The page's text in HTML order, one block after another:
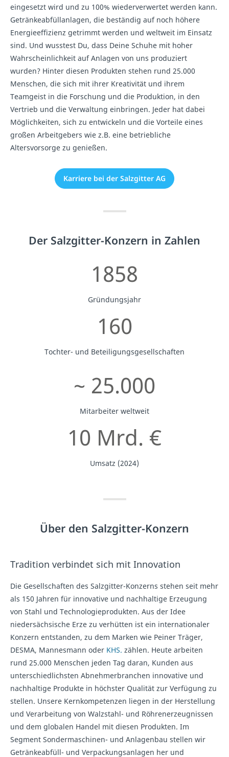
eingesetzt wird und zu 100% wiederverwertet werden kann.
Getränkeabfüllanlagen, die beständig auf noch höhere
Energieeffizienz getrimmt werden und weltweit im Einsatz
sind. Und wusstest Du, dass Deine Schuhe mit hoher
Wahrscheinlichkeit auf Anlagen von uns produziert
wurden? Hinter diesen Produkten stehen rund 25.000
Menschen, die sich mit ihrer Kreativität und ihrem
Teamgeist in die Forschung und die Produktion, in den
Vertrieb und die Verwaltung einbringen. Jeder hat dabei
Möglichkeiten, sich zu entwickeln und die Vorteile eines
großen Arbeitgebers wie z.B. eine betriebliche
Altersvorsorge zu genießen.
Karriere bei der Salzgitter AG
Der Salzgitter-Konzern in Zahlen
1858
Gründungsjahr
160
Tochter- und Beteiligungsgesellschaften
~ 25.000
Mitarbeiter weltweit
10 Mrd. €
Umsatz (2024)
Über den Salzgitter-Konzern
Tradition verbindet sich mit Innovation
Die Gesellschaften des Salzgitter-Konzerns stehen seit mehr
als 150 Jahren für innovative und nachhaltige Erzeugung
von Stahl und Technologieprodukten. Aus der Idee
niedersächsische Erze zu verhütten ist ein internationaler
Konzern entstanden, zu dem Marken wie Peiner Träger,
DESMA, Mannesmann oder KHS. zählen. Heute arbeiten
rund 25.000 Menschen jeden Tag daran, Kunden aus
unterschiedlichsten Abnehmerbranchen innovative und
nachhaltige Produkte in höchster Qualität zur Verfügung zu
stellen. Unsere Kernkompetenzen liegen in der Herstellung
und Verarbeitung von Walzstahl- und Röhrenerzeugnissen
und dem globalen Handel mit diesen Produkten. Im
Segment Sondermaschinen- und Anlagenbau stellen wir
Getränkeabfüll- und Verpackungsanlagen her und